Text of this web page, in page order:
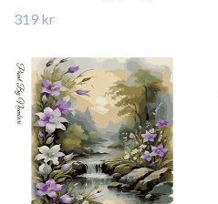
319 kr